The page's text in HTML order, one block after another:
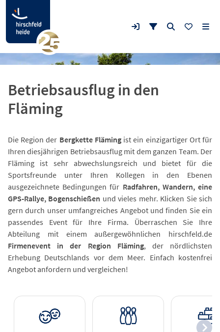
Betriebsausflug in den
Fläming
Die Region der Bergkette Flämingist ein einzigartiger Ort für
Ihren diesjährigen Betriebsausflug mit dem ganzen Team. Der
Fläming ist sehr abwechslungsreich und bietet für die
Sportsfreunde unter Ihren Kollegen in den Ebenen
ausgezeichnete Bedingungen für Radfahren, Wandern, eine
GPS-Rallye, Bogenschießen und vieles mehr. Klicken Sie sich
gern durch unser umfangreiches Angebot und finden Sie ein
passendes Event für Ihre Firma. Überraschen Sie Ihre
Abteilung mit einem außergewöhnlichen hirschfeld.de
Firmenevent in der Region Fläming, der nördlichsten
Erhebung Deutschlands vor dem Meer. Einfach kostenfrei
Angebot anfordern und vergleichen!